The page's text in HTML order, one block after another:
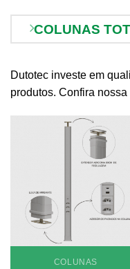
COLUNAS
Dutotec investe em
produtos. Confira nossa
COLUNAS